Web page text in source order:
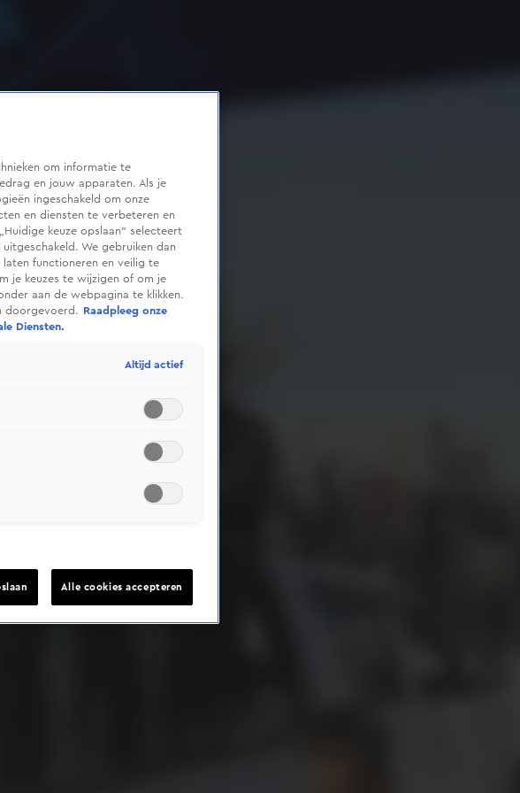
locatie
om informatie te
en jouw apparaten. Als je
ingeschakeld om onze
en diensten te verbeteren en
keuze opslaan” selecteert
We gebruiken dan
functioneren en veilig te
je keuzes te wijzigen of om je
aan de webpagina te klikken.
doorgevoerd.
Raadpleeg onze
Diensten.
Altijd actief
Alle cookies accepteren